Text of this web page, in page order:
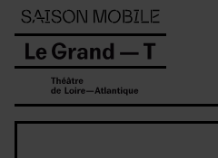
Panneau de gestion des cookies